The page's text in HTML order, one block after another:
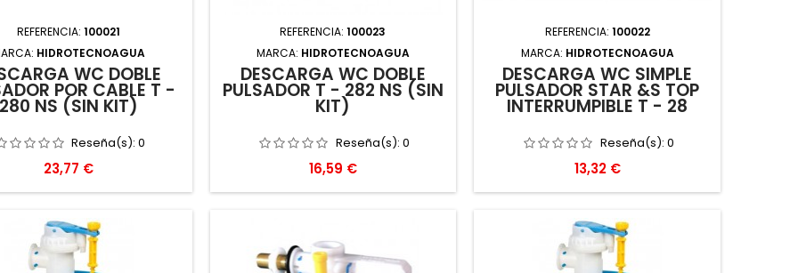
REFERENCIA:100021
HIDROTECNOAGUA
WC DOBLE
POR CABLE T -
280 NS (SIN KIT)
Reseña(s):0
Precio
23,77 €
REFERENCIA:100023
MARCA: HIDROTECNOAGUA
DESCARGA WC DOBLE
PULSADOR T - 282 NS (SIN
KIT)
Reseña(s): 0
Precio
16,59 €
REFERENCIA: 100022
MARCA: HIDROTECNOAGUA
DESCARGA WC SIMPLE
PULSADOR STAR &S TOP
INTERRUMPIBLE T - 28
Reseña(s): 0
Precio
13,32 €